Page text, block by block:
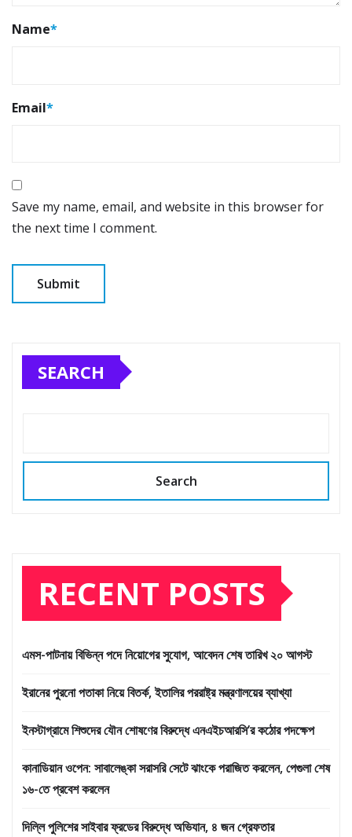
Name*
Email*
Save my name, email, and website in this browser for
the next time I comment.
SEARCH
Search
RECENT POSTS
এমস-পাটনায় বিভিন্ন পদে নিয়োগের সুযোগ, আবেদন শেষ তারিখ ২০ আগস্ট
ইরানের পুরনো পতাকা নিয়ে বিতর্ক, ইতালির পররাষ্ট্র মন্ত্রণালয়ের ব্যাখ্যা
ইনস্টাগ্রামে শিশুদের যৌন শোষণের বিরুদ্ধে এনএইচআরসি’র কঠোর পদক্ষেপ
কানাডিয়ান ওপেন: সাবালেঙ্কা সরাসরি সেটে ঝাংকে পরাজিত করলেন, পেগুলা শেষ
১৬-তে প্রবেশ করলেন
দিল্লি পুলিশের সাইবার ফ্রডের বিরুদ্ধে অভিযান, ৪ জন গ্রেফতার